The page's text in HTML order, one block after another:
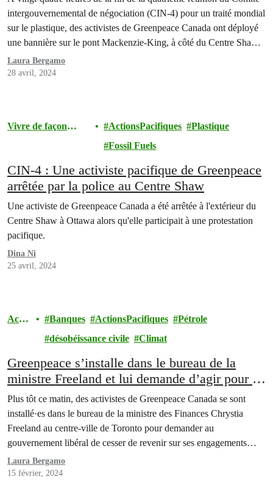
plastique
intergouvernemental de négociation (CIN-4) pour un traité mondial
sur le plastique, des activistes de Greenpeace Canada ont déployé
une bannière sur le pont Mackenzie-King, à côté du Centre Shaw
où les délégations sont rassemblées. La bannière de quatorze
mètres, sur laquelle était écrit…
Laura Bergamo
28 avril, 2024
Vivre de façon
ActionsPacifiques
Plastique
Fossil Fuels
CIN-4 : Une activiste pacifique de Greenpeace
arrêtée par la police au Centre Shaw
Une activiste de Greenpeace Canada a été arrêtée à l'extérieur du
Centre Shaw à Ottawa alors qu'elle participait à une protestation
pacifique.
Dina Ni
25 avril, 2024
Actio
Banques ActionsPacifiques
Pétrole
désobéissance civile
Climat
Greenpeace s’installe dans le bureau de la
ministre Freeland et lui demande d’agir pour le
climat et de réglementer les banques
Plus tôt ce matin, des activistes de Greenpeace Canada se sont
installé·es dans le bureau de la ministre des Finances Chrystia
Freeland au centre-ville de Toronto pour demander au
gouvernement libéral de cesser de revenir sur ses engagements
climatiques et de réglementer les banques fossiles canadiennes dans
le budget fédéral de 2024. Alors que le…
Laura Bergamo
15 février, 2024